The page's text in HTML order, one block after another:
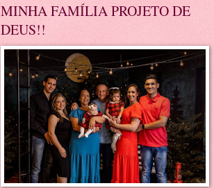
MINHA FAMÍLIA PROJETO DE
DEUS!!